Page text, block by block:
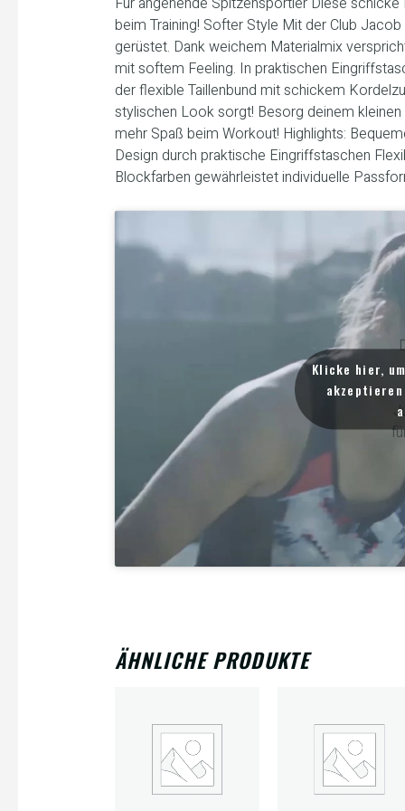
beim Training! Softer Style Mit der Club
gerüstet. Dank weichem Materialmix
mit softem Feeling. In praktischen
der flexible Taillenbund mit schickem
stylischen Look sorgt! Besorg deinem
mehr Spaß beim Workout! Highlights:
Design durch praktische Eingriffstaschen
Blockfarben gewährleistet individuelle
Klicke hier,
ÄHNLICHE PRODUKTE